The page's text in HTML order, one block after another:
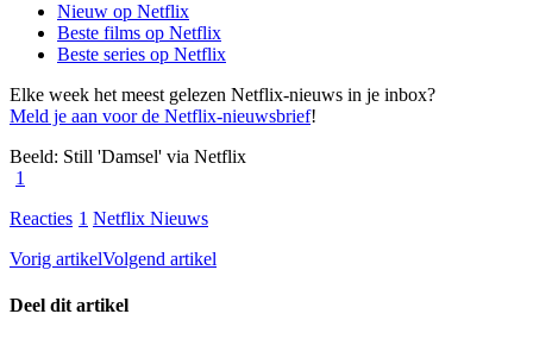
Nieuw op Netflix
Beste films op Netflix
Beste series op Netflix
Elke week het meest gelezen Netflix-nieuws in je inbox?
Meld je aan voor de Netflix-nieuwsbrief!
Beeld: Still 'Damsel' via Netflix
1
Reacties 1 Netflix Nieuws
Vorig artikelVolgend artikel
Deel dit artikel